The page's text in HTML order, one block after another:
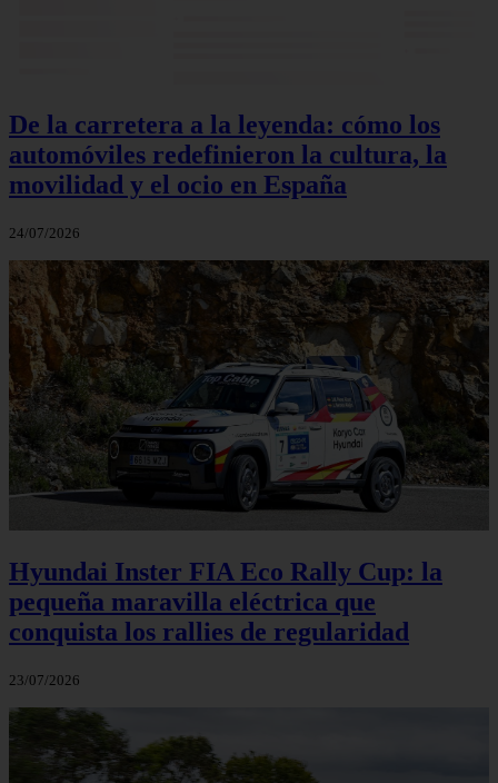
De la carretera a la leyenda: cómo los
automóviles redefinieron la cultura, la
movilidad y el ocio en España
24/07/2026
Hyundai Inster FIA Eco Rally Cup: la
pequeña maravilla eléctrica que
conquista los rallies de regularidad
23/07/2026